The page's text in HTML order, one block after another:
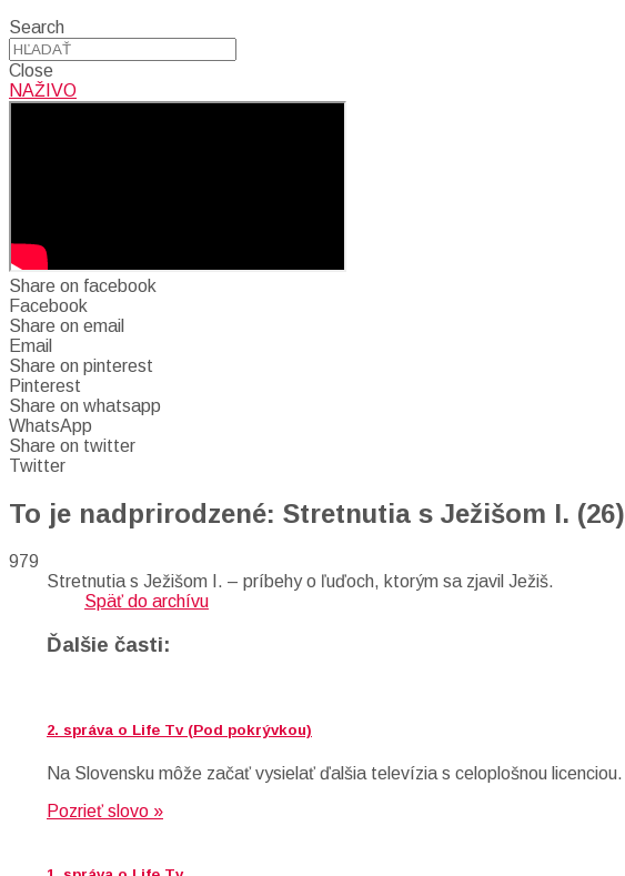
Search
Close
NAŽIVO
Share on facebook
Facebook
Share on email
Email
Share on pinterest
Pinterest
Share on whatsapp
WhatsApp
Share on twitter
Twitter
To je nadprirodzené: Stretnutia s Ježišom I. (26)
979
Stretnutia s Ježišom I. – príbehy o ľuďoch, ktorým sa zjavil Ježiš.
Späť do archívu
Ďalšie časti:
2. správa o Life Tv (Pod pokrývkou)
Na Slovensku môže začať vysielať ďalšia televízia s celoplošnou licenciou.
Pozrieť slovo »